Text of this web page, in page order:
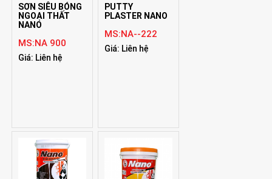
SƠN SIÊU BÓNG
NGOẠI THẤT
NANO
MS:NA 900
Giá: Liên hệ
PUTTY
PLASTER NANO
MS:NA--222
Giá: Liên hệ